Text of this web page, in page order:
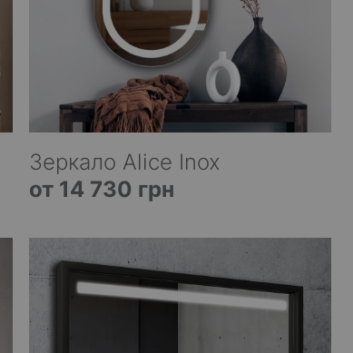
Зеркало Alice Inox
от 14 730 грн